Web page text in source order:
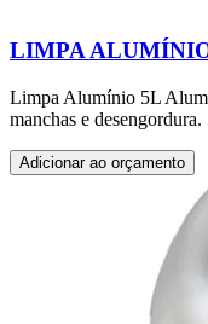
LIMPA
Limpa Alumínio 5L
manchas e desengordura.
Adicionar ao orçamento